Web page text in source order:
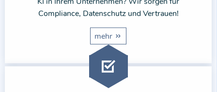
Compliance, Datenschutz und Vertrauen!
mehr